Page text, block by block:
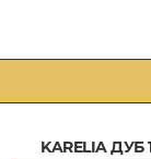
KARELIA